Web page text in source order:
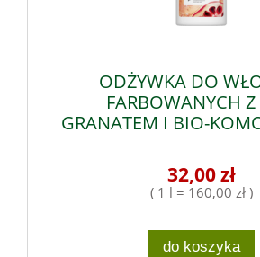
ODŻYWKA DO
FARBOWANYCH
GRANATEM I BIO-
32,00 zł
( 1 l = 160,00 zł )
do koszyka